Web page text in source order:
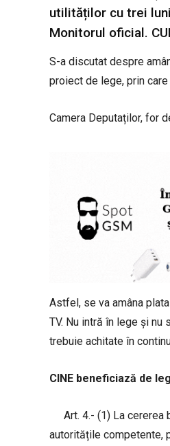
utilităților cu trei
Monitorul oficial.
S-a discutat despre
proiect de lege, prin
Camera Deputaților, for
Astfel, se va amâna
TV. Nu intră în lege și
trebuie achitate în
CINE beneficiază de
Art. 4.- (1) La
autoritățile competente,